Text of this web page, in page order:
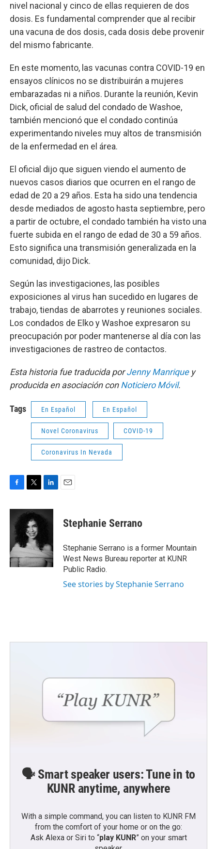
nivel nacional y cinco de ellas requieren de dos
dosis. Es fundamental comprender que al recibir
una vacuna de dos dosis, cada dosis debe provenir
del mismo fabricante.
En este momento, las vacunas contra COVID-19 en
ensayos clínicos no se distribuirán a mujeres
embarazadas ni a niños. Durante la reunión, Kevin
Dick, oficial de salud del condado de Washoe,
también mencionó que el condado continúa
experimentando niveles muy altos de transmisión
de la enfermedad en el área.
El oficial dijo que siguen viendo el aumento de
nuevos casos diarios que ocurren en el rango de
edad de 20 a 29 años. Esta ha sido una tendencia
desde mediados de agosto hasta septiembre, pero
a partir de octubre, el condado también ha visto una
fuerte subida en el rango de edad de 30 a 59 años.
Esto significa una transmisión generalizada en la
comunidad, dijo Dick.
Según las investigaciones, las posibles
exposiciones al virus han sucedido en lugares de
trabajo, tiendas de abarrotes y reuniones sociales.
Los condados de Elko y Washoe expresaron su
preocupación por poder mantenerse al día con las
investigaciones de rastreo de contactos.
Esta historia fue traducida porJenny Manriquey
producida en asociación conNoticiero Móvil.
Tags En Español En Español
Novel Coronavirus COVID-19
Coronavirus In Nevada
c
o
k
i
t
t
e
r
n
k
I
n
Stephanie Serrano
Stephanie Serrano is a former Mountain
West News Bureau reporter at KUNR
Public Radio.
See stories by Stephanie Serrano
🗣️ Smart speaker users: Tune in to
KUNR anytime, anywhere
With a simple command, you can listen to KUNR FM
from the comfort of your home or on the go:
Ask Alexa or Siri to “play KUNR” on your smart